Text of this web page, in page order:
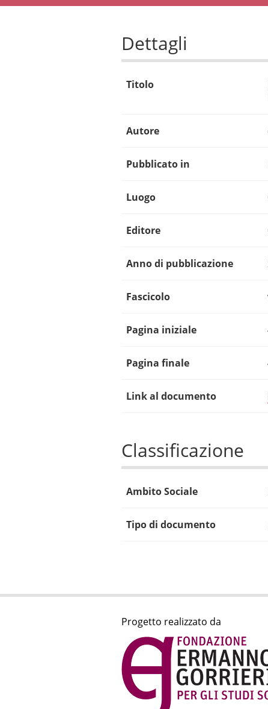
Dettagli
Titolo
Autore
Pubblicato in
Luogo
Editore
Anno di pubblicazione
Fascicolo
Pagina iniziale
Pagina finale
Link al documento
Classificazione
Ambito Sociale
Tipo di documento
Progetto realizzato da